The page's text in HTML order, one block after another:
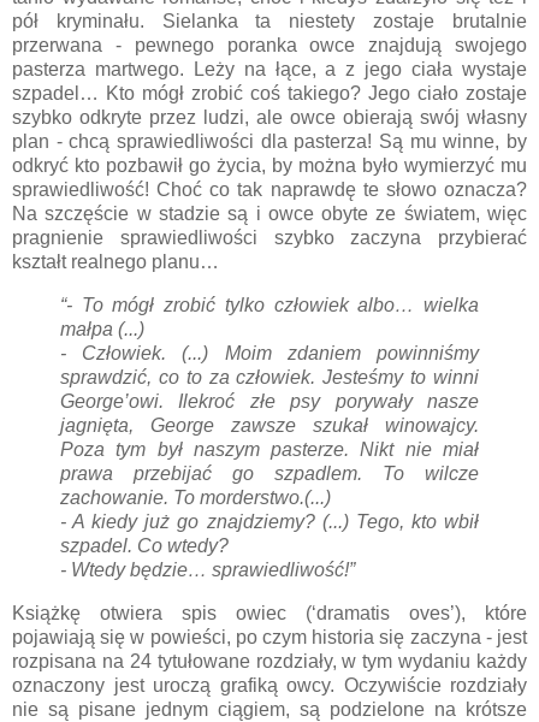
pół kryminału. Sielanka ta niestety zostaje brutalnie
przerwana - pewnego poranka owce znajdują swojego
pasterza martwego. Leży na łące, a z jego ciała wystaje
szpadel… Kto mógł zrobić coś takiego? Jego ciało zostaje
szybko odkryte przez ludzi, ale owce obierają swój własny
plan - chcą sprawiedliwości dla pasterza! Są mu winne, by
odkryć kto pozbawił go życia, by można było wymierzyć mu
sprawiedliwość! Choć co tak naprawdę te słowo oznacza?
Na szczęście w stadzie są i owce obyte ze światem, więc
pragnienie sprawiedliwości szybko zaczyna przybierać
kształt realnego planu…
“- To mógł zrobić tylko człowiek albo… wielka
małpa (...)
- Człowiek. (...) Moim zdaniem powinniśmy
sprawdzić, co to za człowiek. Jesteśmy to winni
George’owi. Ilekroć złe psy porywały nasze
jagnięta, George zawsze szukał winowajcy.
Poza tym był naszym pasterze. Nikt nie miał
prawa przebijać go szpadlem. To wilcze
zachowanie. To morderstwo.(...)
- A kiedy już go znajdziemy? (...) Tego, kto wbił
szpadel. Co wtedy?
- Wtedy będzie… sprawiedliwość!”
Książkę otwiera spis owiec (‘dramatis oves’), które
pojawiają się w powieści, po czym historia się zaczyna - jest
rozpisana na 24 tytułowane rozdziały, w tym wydaniu każdy
oznaczony jest uroczą grafiką owcy. Oczywiście rozdziały
nie są pisane jednym ciągiem, są podzielone na krótsze